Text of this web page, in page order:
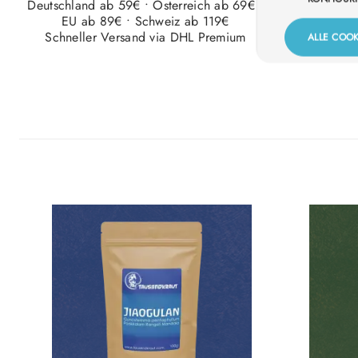
Deutschland ab 59€ • Österreich ab 69€ •
EU ab 89€ • Schweiz ab 119€
Schneller Versand via DHL Premium
Unsere
werden
ALLE